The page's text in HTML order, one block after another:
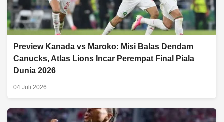
Preview Kanada vs Maroko: Misi Balas Dendam
Canucks, Atlas Lions Incar Perempat Final Piala
Dunia 2026
04 Juli 2026